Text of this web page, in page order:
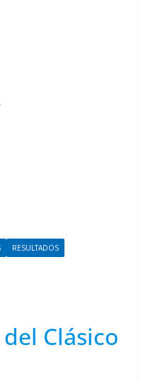
RESULTADOS
Clásico